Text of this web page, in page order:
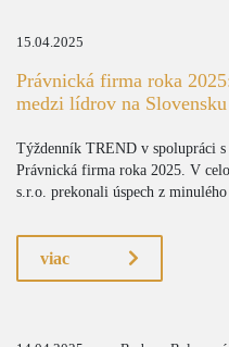
15.04.2025
Právnická firma roka
medzi lídrov na Slovensku
Týždenník TREND v spolupráci
Právnická firma roka 2025. V
s.r.o. prekonali úspech z
viac